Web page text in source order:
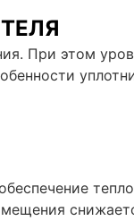
При этом